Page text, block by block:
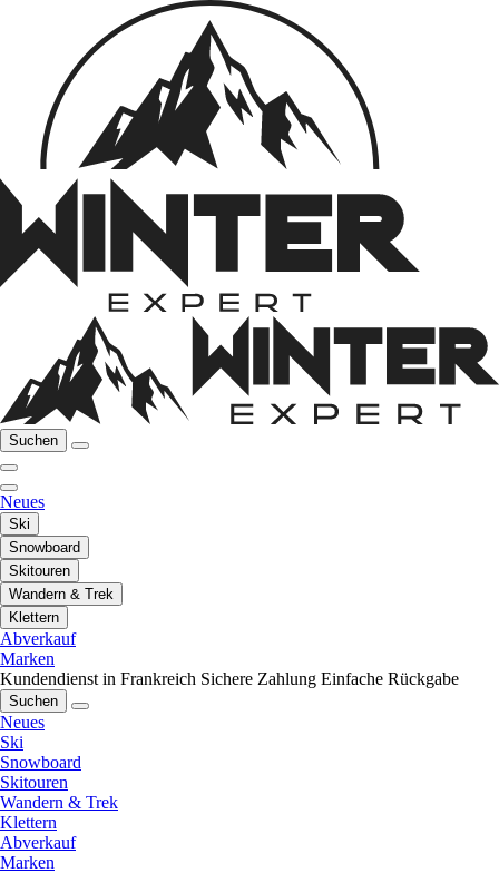
Suchen
Neues
Ski
Snowboard
Skitouren
Wandern & Trek
Klettern
Abverkauf
Marken
Kundendienst in Frankreich Sichere Zahlung Einfache Rückgabe
Suchen
Neues
Ski
Snowboard
Skitouren
Wandern & Trek
Klettern
Abverkauf
Marken